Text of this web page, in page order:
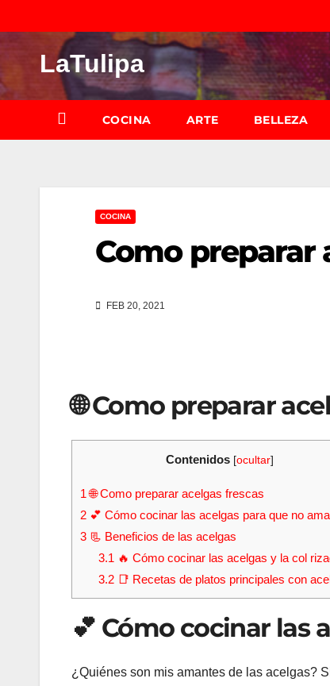
al
contenidoLaTulipa
COCINA ARTE BELLEZA
COCINA
Como preparar
FEB 20, 2021
🌐 Como preparar
Contenidos [ocultar]
1🌐 Como preparar acelgas frescas
2 💕 Cómo cocinar las acelgas para que no
3 📃 Beneficios de las acelgas
3.1 🔥 Cómo cocinar las acelgas y la col
3.2📑 Recetas de platos principales con
💕 Cómo cocinar las
¿Quiénes son mis amantes de las acelgas?